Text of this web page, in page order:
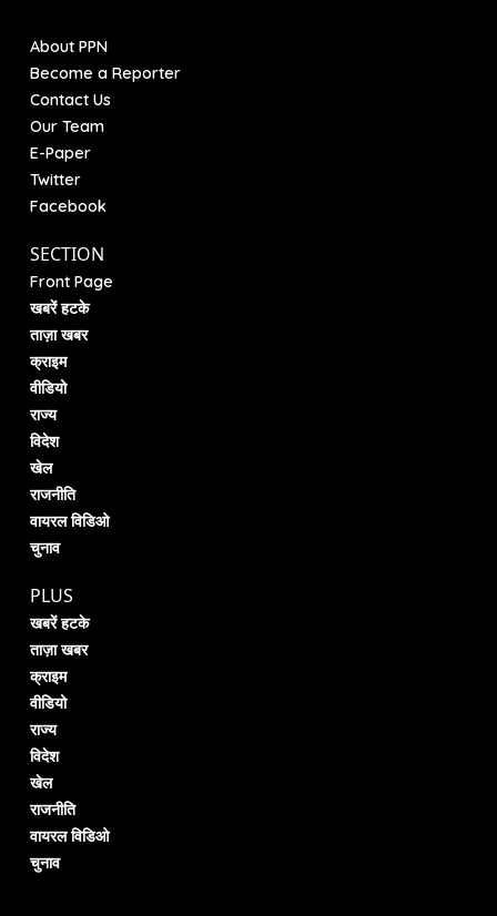
About PPN
Become a Reporter
Contact Us
Our Team
E-Paper
Twitter
Facebook
SECTION
Front Page
खबरें हटके
ताज़ा खबर
क्राइम
वीडियो
राज्य
विदेश
खेल
राजनीति
वायरल विडिओ
चुनाव
PLUS
खबरें हटके
ताज़ा खबर
क्राइम
वीडियो
राज्य
विदेश
खेल
राजनीति
वायरल विडिओ
चुनाव